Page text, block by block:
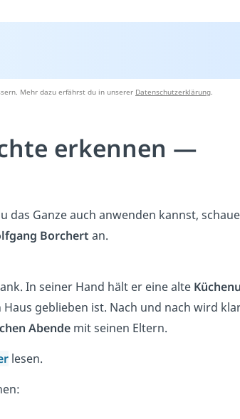
Mehr dazu erfährst du in unserer Datenschutzerklärung.
erkennen —
das Ganze auch anwenden kannst,
Borchert an.
In seiner Hand hält er eine alte
geblieben ist. Nach und nach wird
Abendemit seinen Eltern.
lesen.